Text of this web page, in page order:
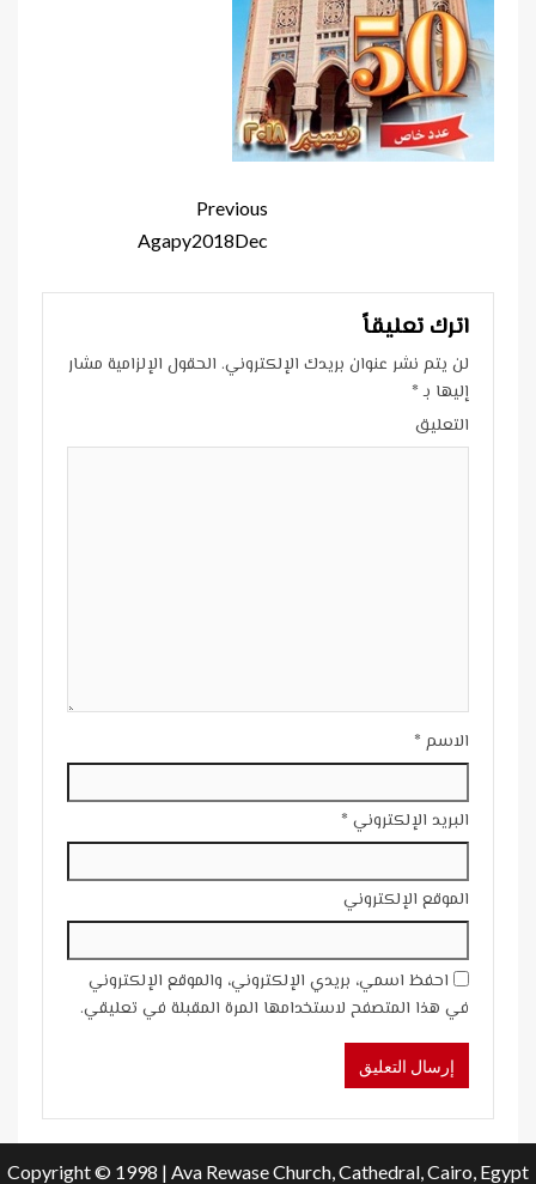
Previous
Agapy2018Dec
اترك تعليقاً
لن يتم نشر عنوان بريدك الإلكتروني. الحقول الإلزامية مشار
إليها بـ*
التعليق
الاسم *
البريد الإلكتروني *
الموقع الإلكتروني
احفظ اسمي، بريدي الإلكتروني، والموقع الإلكتروني
في هذا المتصفح لاستخدامها المرة المقبلة في تعليقي.
Copyright © 1998 | Ava Rewase Church, Cathedral, Cairo, Egypt